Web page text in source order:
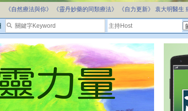
《自然療法與你》
《靈丹妙藥的同類療法》 《自力更新》 袁大明醫生